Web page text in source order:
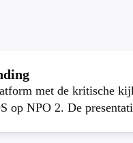
met de kritische
op NPO 2. De